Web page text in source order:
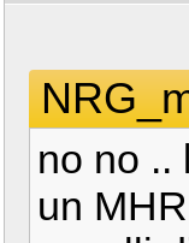
no no ..
un